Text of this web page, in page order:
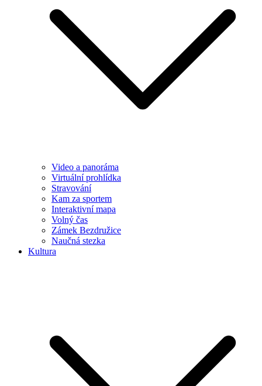
Video a panoráma
Virtuální prohlídka
Stravování
Kam za sportem
Interaktivní mapa
Volný čas
Zámek Bezdružice
Naučná stezka
Kultura